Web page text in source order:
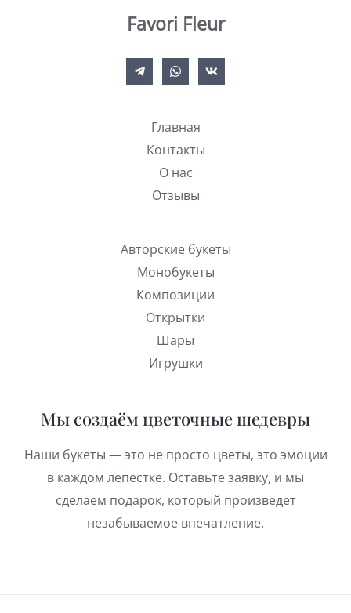
Favori Fleur
Главная
Контакты
О нас
Отзывы
Авторские букеты
Монобукеты
Композиции
Открытки
Шары
Игрушки
Мы создаём цветочные шедевры
Наши букеты — это не просто цветы, это эмоции
в каждом лепестке. Оставьте заявку, и мы
сделаем подарок, который произведет
незабываемое впечатление.